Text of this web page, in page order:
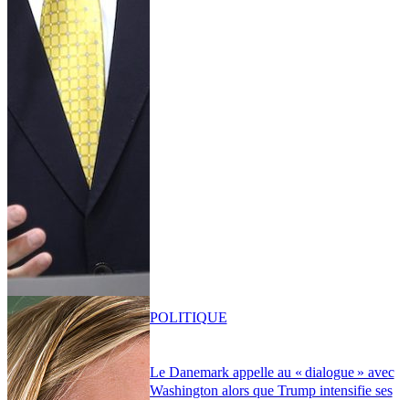
Le Danemark appelle au « dialogue » avec
Washington alors que Trump intensifie ses
POLITIQUE